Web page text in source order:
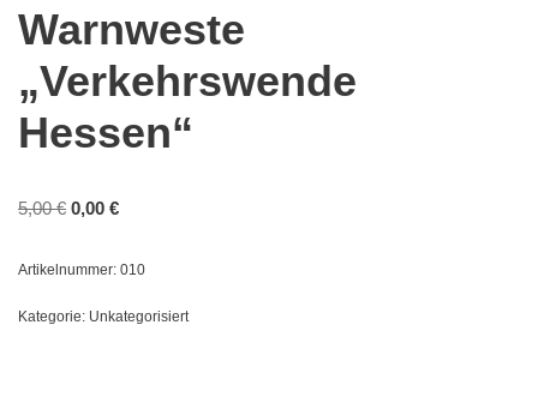
Warnweste
„Verkehrswende
Hessen“
5,00€ 0,00 €
Artikelnummer: 010
Kategorie: Unkategorisiert